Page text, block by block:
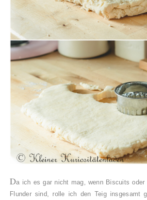
Da ich es gar nicht mag, wenn Biscuits oder
Flunder sind, rolle ich den Teig insgesamt